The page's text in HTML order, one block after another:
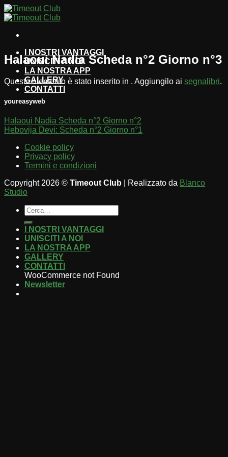
Salta
ai
I NOSTRI VANTAGGI
UNISCITI A NOI
LA NOSTRA APP
GALLERY
CONTATTI
Halaoui Nadia Scheda n°2 Giorno n°3
Questo elemento è stato inserito in . Aggiungilo ai segnalibri.
youreasyweb
Halaoui Nadia Scheda n°2 Giorno n°2
Hebovija Devi: Scheda n°2 Giorno n°1
Cookie policy
Privacy policy
Termini e condizioni
Copyright 2026 © Timeout Club | Realizzato da Blanco
Studio
I NOSTRI VANTAGGI
UNISCITI A NOI
LA NOSTRA APP
GALLERY
CONTATTI
WooCommerce not Found
Newsletter